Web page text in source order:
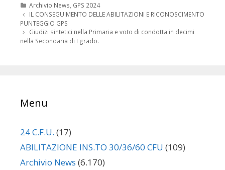
Categorie
Archivio News, GPS 2024
Navigazione
articolo
IL CONSEGUIMENTO DELLE ABILITAZIONI E RICONOSCIMENTO
PUNTEGGIO GPS
Giudizi sintetici nella Primaria e voto di condotta in decimi
nella Secondaria di I grado.
Menu
24 C.F.U. (17)
ABILITAZIONE INS.TO 30/36/60 CFU (109)
Archivio News (6.170)